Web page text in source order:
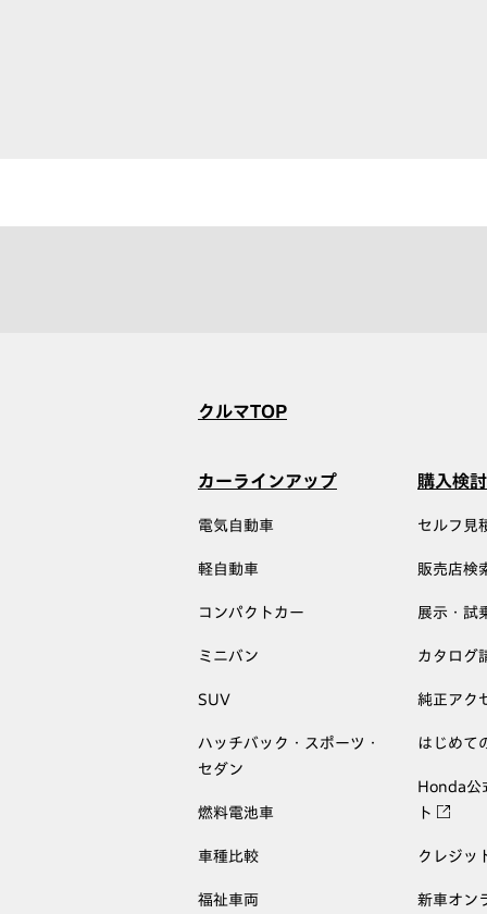
クルマTOP
カーラインアップ
電気自動車
軽自動車
コンパクトカー
ミニバン
SUV
ハッチバック・スポーツ・
セダン
燃料電池車
車種比較
福祉車両
購入検
セルフ見
販売店検
展示・試
カタログ
純正アク
はじめて
Honda公
ト
クレジッ
新車オン